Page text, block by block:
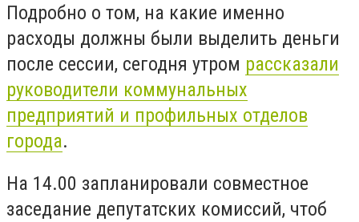
Подробно о том, на какие именно
расходы должны были выделить деньги
после сессии, сегодня утром рассказали
руководители коммунальных
предприятий и профильных отделов
города.
На 14.00 запланировали совместное
заседание депутатских комиссий, чтоб